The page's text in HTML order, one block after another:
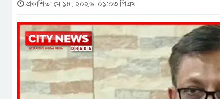
প্রকাশিত: মে ১৪, ২০২৬, ০১:০৩ পিএম